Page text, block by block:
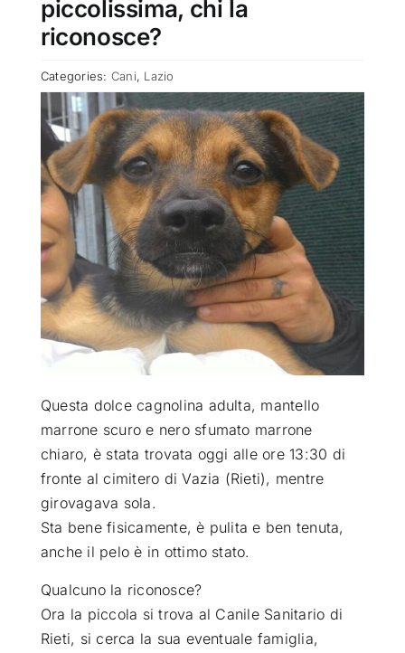
SMARRITI O DA ADOTTARE
ADOTTATI O RITROVATI
ATTUALITÀ
VIDEO
CHI SIAMO
RUBRICHE
piccolissima, chi la
riconosce?
Categories: Cani, Lazio
Questa dolce cagnolina adulta, mantello
marrone scuro e nero sfumato marrone
chiaro, è stata trovata oggi alle ore 13:30 di
fronte al cimitero di Vazia (Rieti), mentre
girovagava sola.
Sta bene fisicamente, è pulita e ben tenuta,
anche il pelo è in ottimo stato.
Qualcuno la riconosce?
Ora la piccola si trova al Canile Sanitario di
Rieti, si cerca la sua eventuale famiglia,